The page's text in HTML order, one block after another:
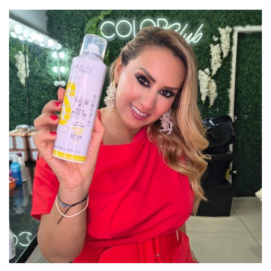
Secado ultra rápido:Su fórmula se fija a la cutícula
del cabello en muy pocos segundos, evitando manchas
en la ropa, las manos o el rostro una vez que está
completamente seco.
Acabado indetectable: Sus pigmentos de alta calidad
se adaptan visualmente al color natural o teñido,
eliminando el temido «efecto raíz» sin opacar el brillo
de tu melena.
Uso seguro y amigable:Al ser una coloración de
carácter temporal, no contiene químicos agresivos que
alteren la estructura interna del cabello, protegiendo su
hidratación y elasticidad.
Modo de Aplicación para